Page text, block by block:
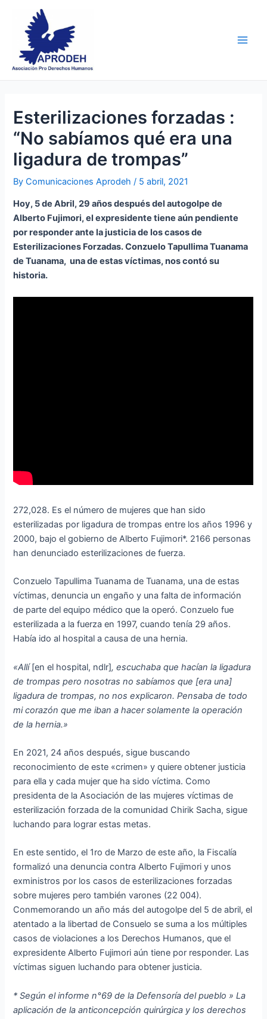
content
Esterilizaciones forzadas :
“No sabíamos qué era una
ligadura de trompas”
ByComunicaciones Aprodeh/ 5 abril, 2021
Hoy, 5 de Abril, 29 años después del autogolpe de
Alberto Fujimori,el expresidente tiene aún pendiente
por responder ante la justicia de los casos de
Esterilizaciones Forzadas. Conzuelo Tapullima Tuanama
de Tuanama, una de estas víctimas, nos contó su
historia.
272,028. Es el número de mujeres que han sido
esterilizadas por ligadura de trompas entre los años 1996 y
2000, bajo el gobierno de Alberto Fujimori*. 2166 personas
han denunciado esterilizaciones de fuerza.
Conzuelo Tapullima Tuanama de Tuanama, una de estas
víctimas, denuncia un engaño y una falta de información
de parte del equipo médico que la operó. Conzuelo fue
esterilizada a la fuerza en 1997, cuando tenía 29 años.
Había ido al hospital a causa de una hernia.
«Allí[en el hospital, ndlr], escuchaba que hacían la ligadura
de trompas pero nosotras no sabíamos que [era una]
ligadura de trompas, no nos explicaron. Pensaba de todo
mi corazón que me iban a hacer solamente la operación
de la hernia.»
En 2021, 24 años después, sigue buscando
reconocimiento de este «crimen» y quiere obtener justicia
para ella y cada mujer que ha sido víctima. Como
presidenta de la Asociación de las mujeres víctimas de
esterilización forzada de la comunidad Chirik Sacha, sigue
luchando para lograr estas metas.
En este sentido, el 1ro de Marzo de este año, la Fiscalía
formalizó una denuncia contra Alberto Fujimori y unos
exministros por los casos de esterilizaciones forzadas
sobre mujeres pero también varones (22 004).
Conmemorando un año más del autogolpe del 5 de abril, el
atentado a la libertad de Consuelo se suma a los múltiples
casos de violaciones a los Derechos Humanos, que el
expresidente Alberto Fujimori aún tiene por responder. Las
víctimas siguen luchando para obtener justicia.
* Según el informe n°69 de la Defensoría del pueblo » La
aplicación de la anticoncepción quirúrgica y los derechos
navigation